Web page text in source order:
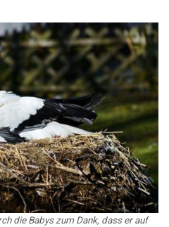
die Babys zum Dank, dass er auf